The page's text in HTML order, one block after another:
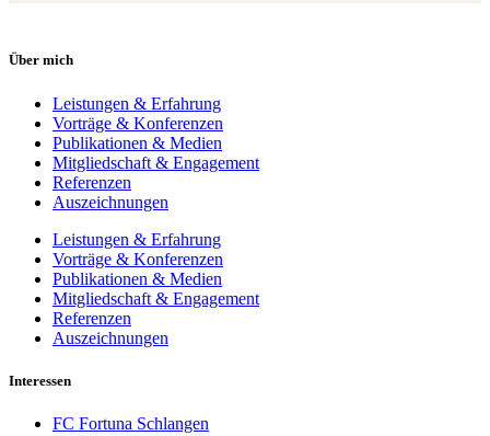
Über mich
Leistungen & Erfahrung
Vorträge & Konferenzen
Publikationen & Medien
Mitgliedschaft & Engagement
Referenzen
Auszeichnungen
Leistungen & Erfahrung
Vorträge & Konferenzen
Publikationen & Medien
Mitgliedschaft & Engagement
Referenzen
Auszeichnungen
Interessen
FC Fortuna Schlangen